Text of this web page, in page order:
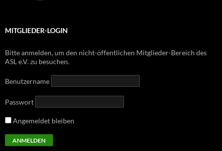
MITGLIEDER-LOGIN
Bitte anmelden, um den nicht-öffentlichen Mitglieder-Bereich des
ASL e.V. zu besuchen.
Benutzername
Passwort
Angemeldet bleiben